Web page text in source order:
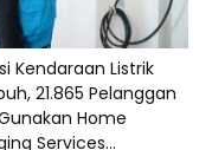
Kendaraan Listrik
21.865 Pelanggan
Home
Services...